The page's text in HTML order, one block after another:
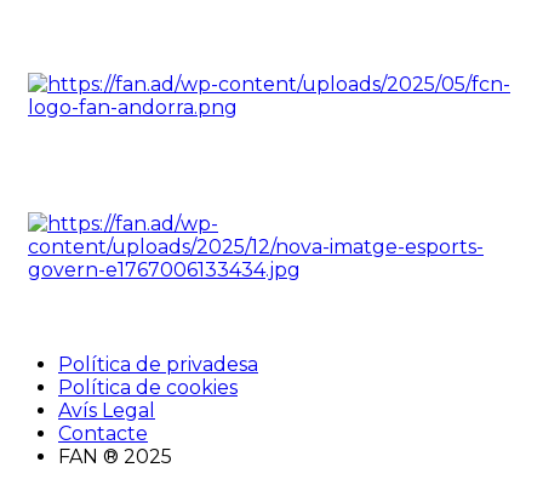
Política de privadesa
Política de cookies
Avís Legal
Contacte
FAN ® 2025